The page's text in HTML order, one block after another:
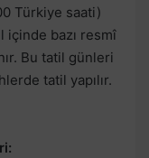
Türkiye saati)
içinde bazı resmî
Bu tatil günleri
tatil yapılır.